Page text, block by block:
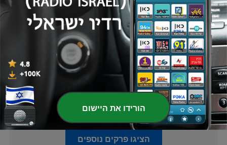
16 מרץ 2024
18
- פרק 18 - אתיקה בחלל
15 ספט' 2023
17
- פרק 17 - מזון בחלל
25 אוג' 2023
16
- פרק 16 - הנחיתה על הירח
06 אוג' 2023
הציגו פרקים נוספים
הורידו את היישום